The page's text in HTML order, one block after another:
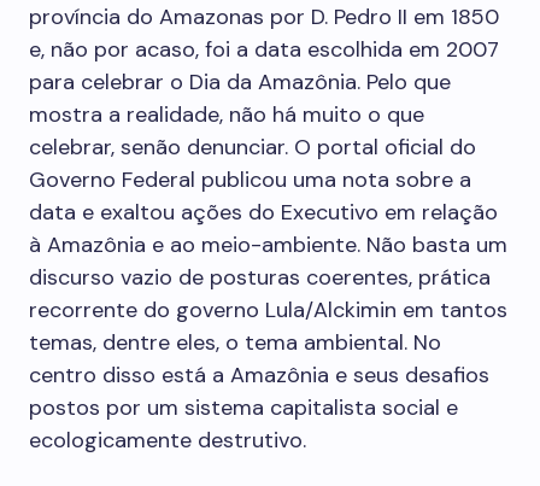
província do Amazonas por D. Pedro II em 1850
e, não por acaso, foi a data escolhida em 2007
para celebrar o Dia da Amazônia. Pelo que
mostra a realidade, não há muito o que
celebrar, senão denunciar. O portal oficial do
Governo Federal publicou uma nota sobre a
data e exaltou ações do Executivo em relação
à Amazônia e ao meio-ambiente. Não basta um
discurso vazio de posturas coerentes, prática
recorrente do governo Lula/Alckimin em tantos
temas, dentre eles, o tema ambiental. No
centro disso está a Amazônia e seus desafios
postos por um sistema capitalista social e
ecologicamente destrutivo.